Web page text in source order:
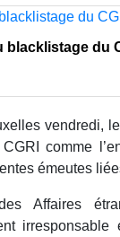
du
vendredi,
comme
émeutes
Affaires